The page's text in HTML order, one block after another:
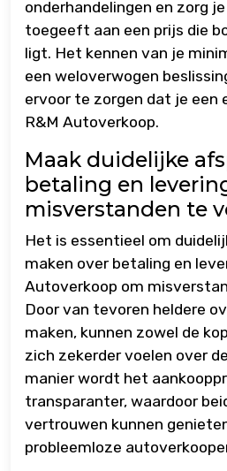
onderhandelingen en zorg
toegeeft aan een prijs die
ligt. Het kennen van je
een weloverwogen
ervoor te zorgen dat je een
R&M Autoverkoop.
Maak duidelijke
betaling en
misverstanden te
Het is essentieel om
maken over betaling en
Autoverkoop om
Door van tevoren heldere
maken, kunnen zowel de
zich zekerder voelen over
manier wordt het
transparanter, waardoor
vertrouwen kunnen
probleemloze